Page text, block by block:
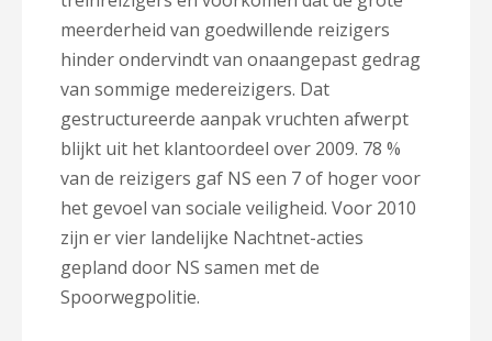
meerderheid van goedwillende reizigers
hinder ondervindt van onaangepast gedrag
van sommige medereizigers. Dat
gestructureerde aanpak vruchten afwerpt
blijkt uit het klantoordeel over 2009. 78 %
van de reizigers gaf NS een 7 of hoger voor
het gevoel van sociale veiligheid. Voor 2010
zijn er vier landelijke Nachtnet-acties
gepland door NS samen met de
Spoorwegpolitie.